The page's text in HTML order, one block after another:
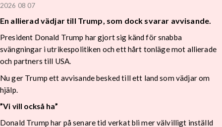
2026 08 07
En allierad vädjar till Trump, som dock svarar avvisande.
President Donald Trump har gjort sig känd för snabba
svängningar i utrikespolitiken och ett hårt tonläge mot allierade
och partners till USA.
Nu ger Trump ett avvisande besked till ett land som vädjar om
hjälp.
”Vi vill också ha”
Donald Trump har på senare tid verkat bli mer välvilligt inställd